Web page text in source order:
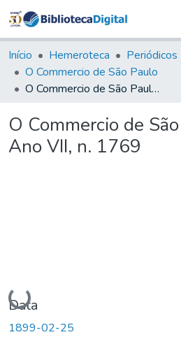
&
Tudo na
Biblioteca
Início Hemeroteca
O Commercio de São Paulo
O Commercio de São Paulo, 1899, Ano VII, n. 1769
O Commercio de
Ano VII, n. 1769
Carregando...
Data
1899-02-25